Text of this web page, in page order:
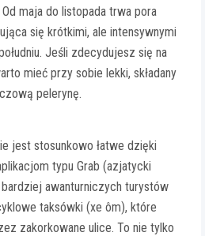
maja do listopada trwa pora
się krótkimi, ale intensywnymi
Jeśli zdecydujesz się na
mieć przy sobie lekki, składany
pelerynę.
jest stosunkowo łatwe dzięki
typu Grab (azjatycki
awanturniczych turystów
taksówki (xe ôm), które
zakorkowane ulice. To nie tylko